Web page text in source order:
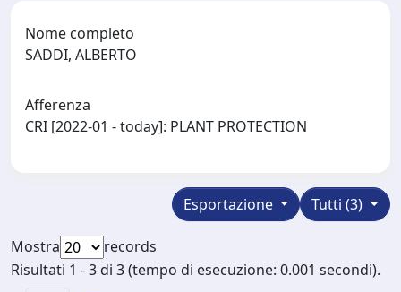
Nome completo
SADDI, ALBERTO
Afferenza
CRI [2022-01 - today]: PLANT PROTECTION
Tutti (3)
Esportazione
Mostra
records
Risultati 1 - 3 di 3 (tempo di esecuzione: 0.001 secondi).